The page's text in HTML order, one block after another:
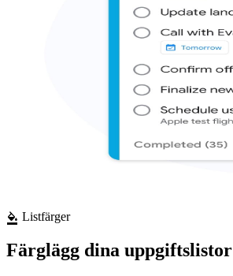
format_color_fill Listfärger
Färglägg dina